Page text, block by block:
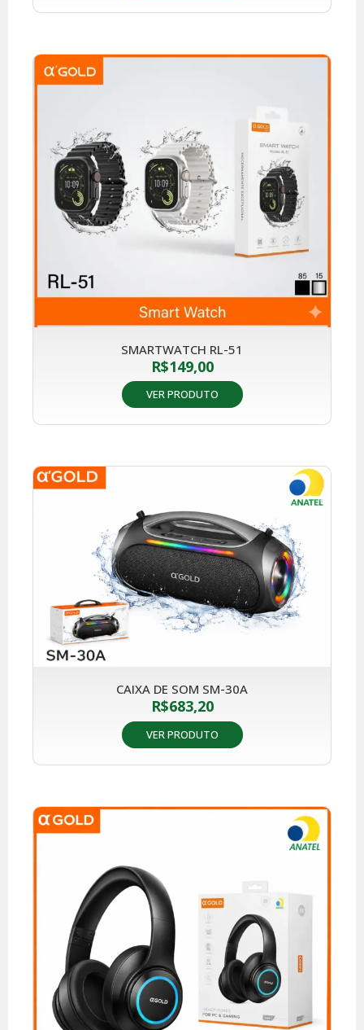
SMARTWATCH RL-51
R$149,00
VER PRODUTO
CAIXA DE SOM SM-30A
R$683,20
VER PRODUTO